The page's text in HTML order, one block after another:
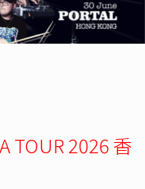
TOUR 2026 香